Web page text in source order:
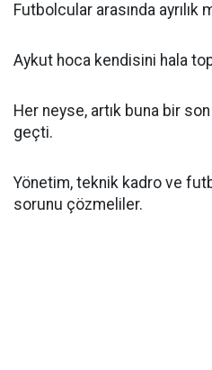
Futbolcular arasında ayrılık
Aykut hoca kendisini hala
Her neyse, artık buna bir
geçti.
Yönetim, teknik kadro ve
sorunu çözmeliler.